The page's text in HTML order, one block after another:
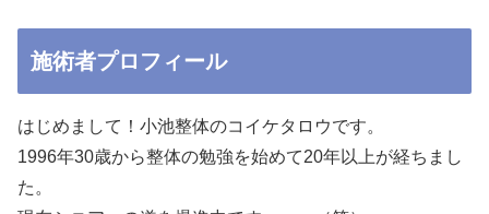
施術者プロフィール
はじめまして！小池整体のコイケタロウです。
1996年30歳から整体の勉強を始めて20年以上が経ちまし
た。